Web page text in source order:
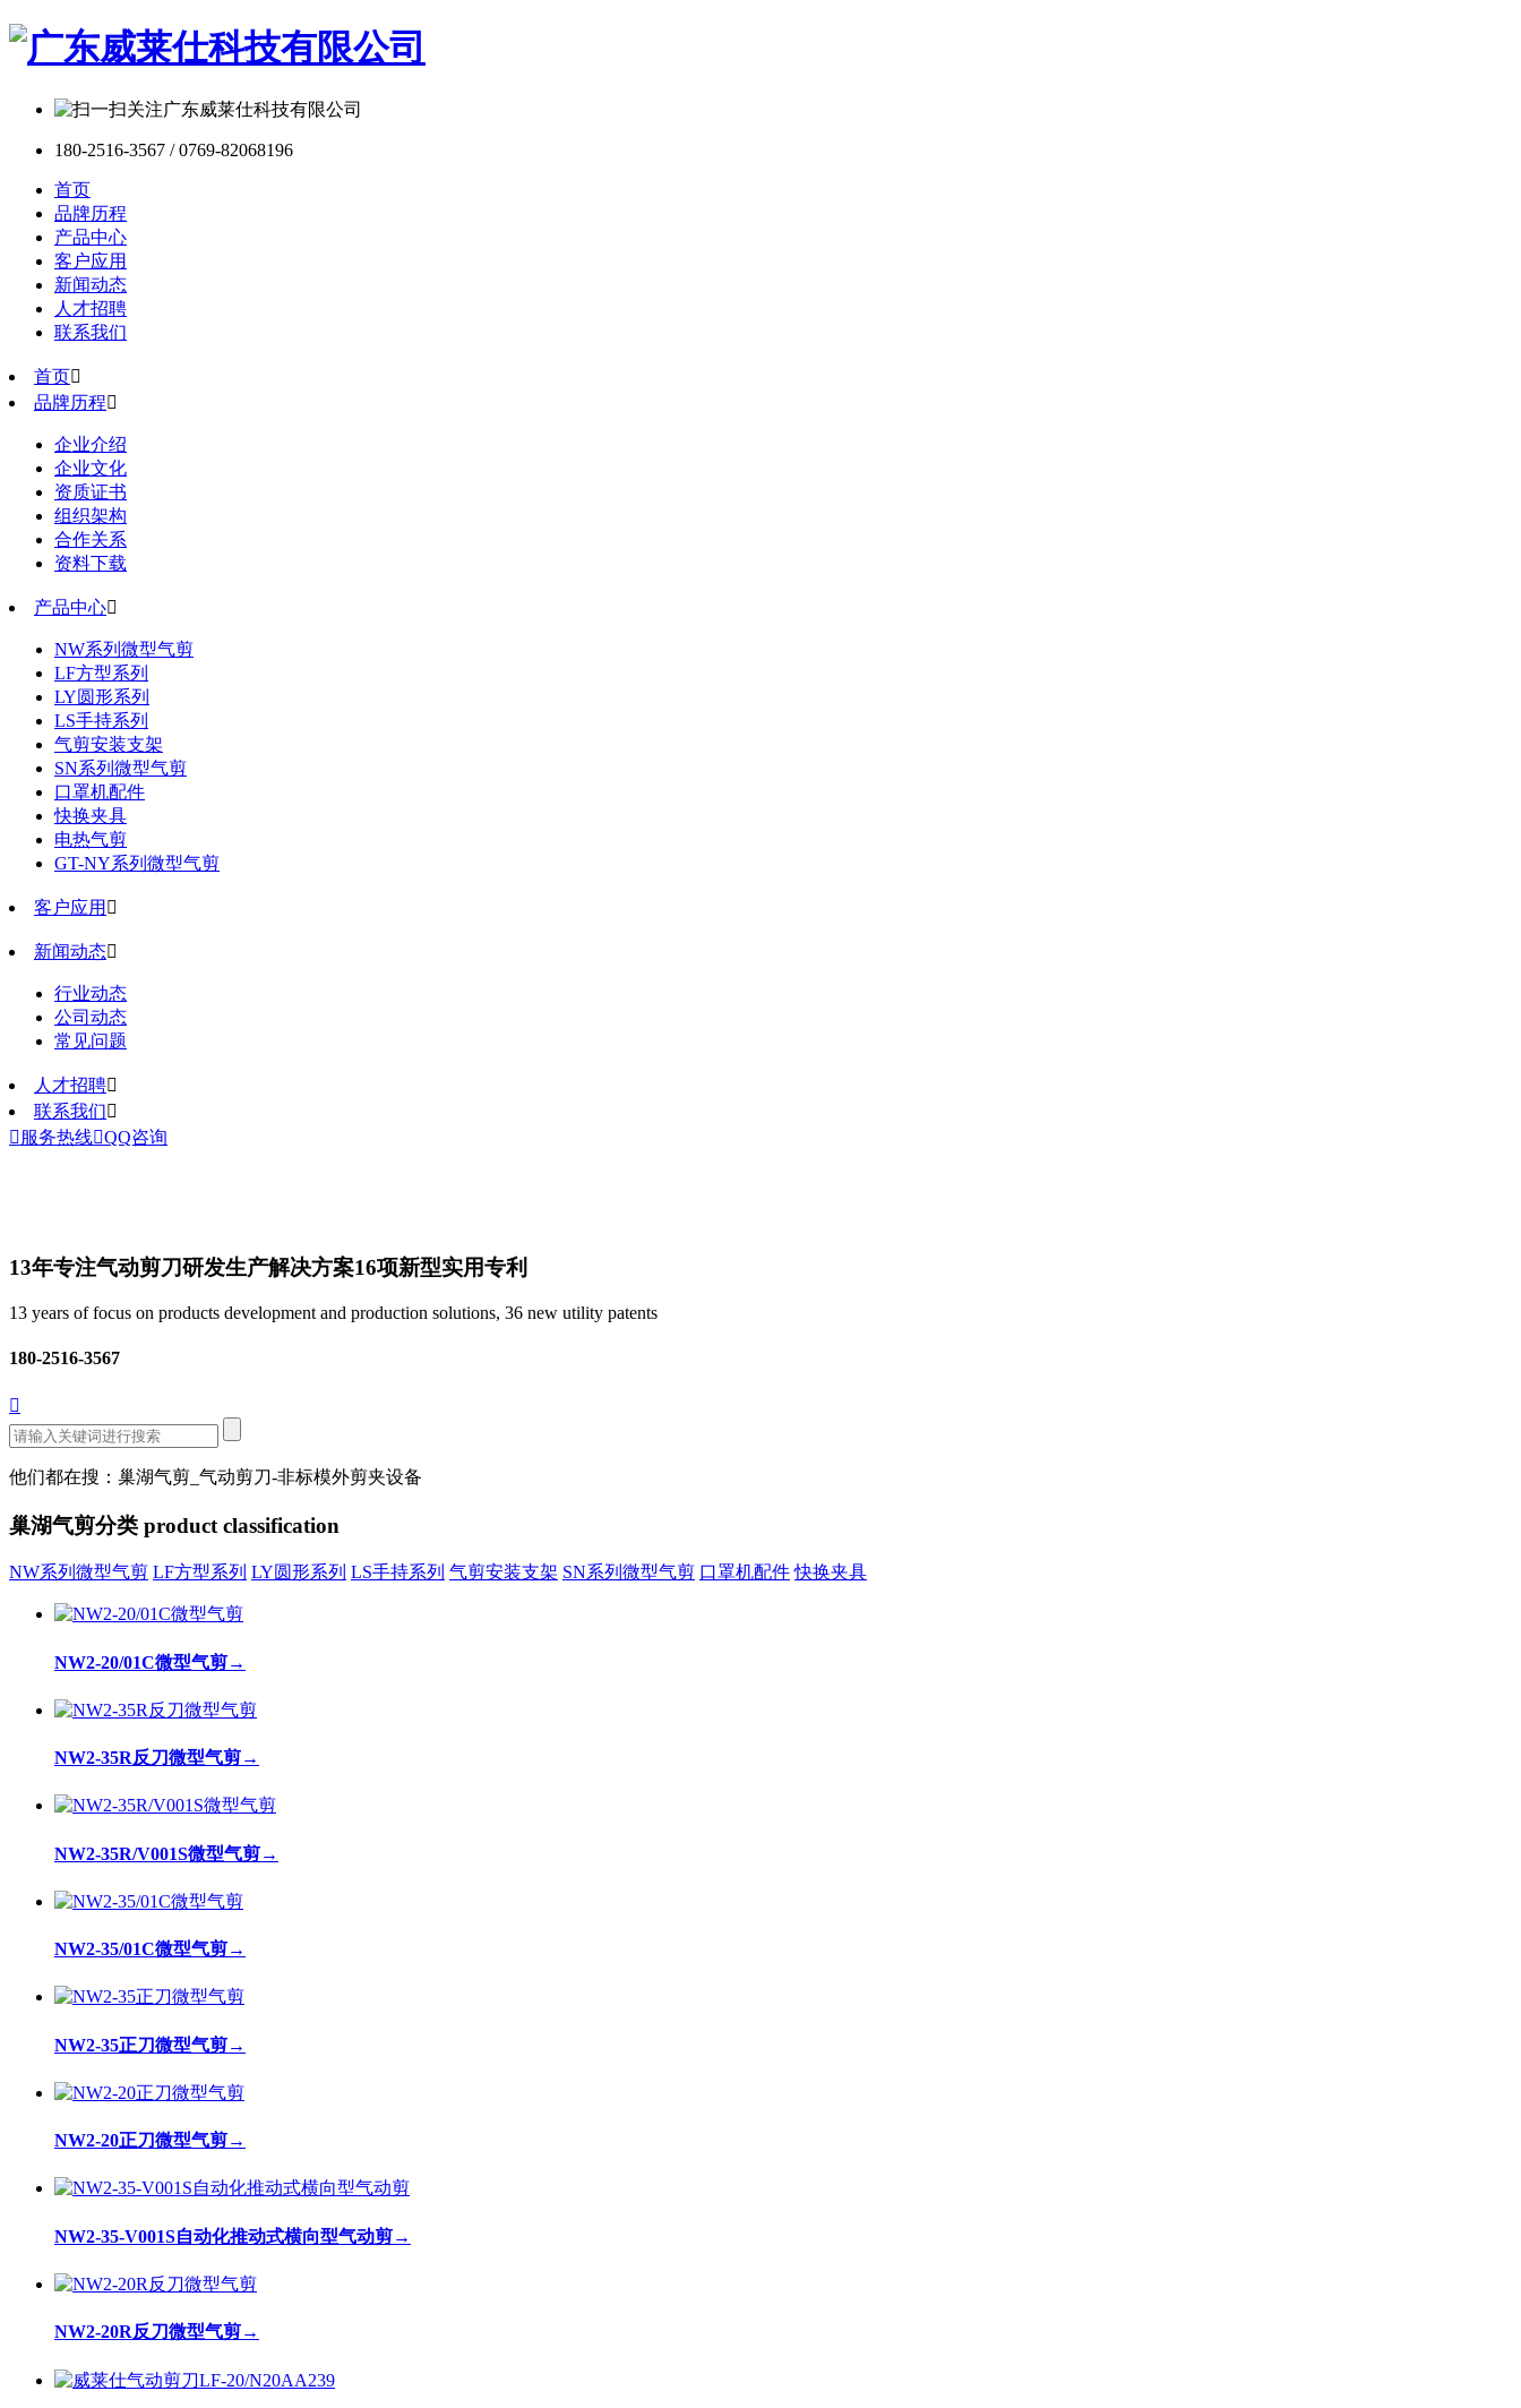
180-2516-3567 / 0769-82068196
首页
品牌历程
产品中心
客户应用
新闻动态
人才招聘
联系我们
首页
品牌历程
企业介绍
企业文化
资质证书
组织架构
合作关系
资料下载
产品中心
NW系列微型气剪
LF方型系列
LY圆形系列
LS手持系列
气剪安装支架
SN系列微型气剪
口罩机配件
快换夹具
电热气剪
GT-NY系列微型气剪
客户应用 
新闻动态
行业动态
公司动态
常见问题
人才招聘
联系我们
 服务热线QQ咨询
13年专注气动剪刀研发生产解决方案16项新型实用专利
13 years of focus on products development and production solutions, 36 new utility patents
180-2516-3567

他们都在搜：巢湖气剪_气动剪刀-非标模外剪夹设备
巢湖气剪分类 product classification
NW系列微型气剪 LF方型系列 LY圆形系列 LS手持系列 气剪安装支架 SN系列微型气剪 口罩机配件 快换夹具
NW2-20/01C微型气剪→
NW2-35R反刀微型气剪→
NW2-35R/V001S微型气剪→
NW2-35/01C微型气剪→
NW2-35正刀微型气剪→
NW2-20正刀微型气剪→
NW2-35-V001S自动化推动式横向型气动剪→
NW2-20R反刀微型气剪→